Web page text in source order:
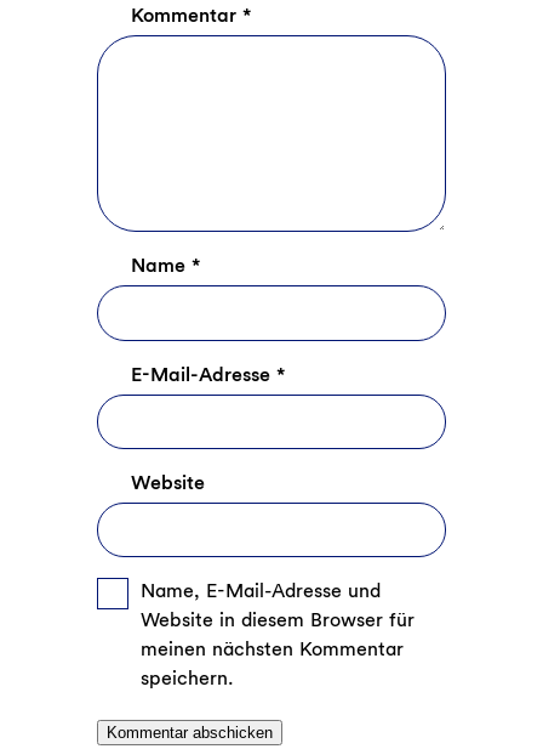
Kommentar *
Name *
E-Mail-Adresse *
Website
Name, E-Mail-Adresse und
Website in diesem Browser für
meinen nächsten Kommentar
speichern.